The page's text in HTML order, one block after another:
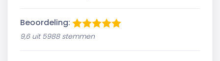
Beoordeling:
9,6 uit 5988 stemmen